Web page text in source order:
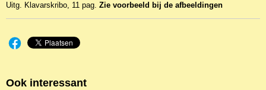
Uitg. Klavarskribo, 11 pag. Zie voorbeeld bij de afbeeldingen
Ook interessant